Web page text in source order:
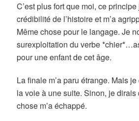
C’est plus fort que moi, ce
crédibilité de l’histoire et m’a
Même chose pour le langage. Je
surexploitation du verbe
pour une enfant de cet âge.
La finale m’a paru étrange. Mais
la voie à une suite. Sinon, je
chose m’a échappé.